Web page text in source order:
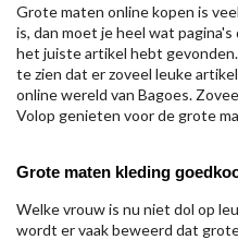
Grote maten online kopen is
is, dan moet je heel wat
het juiste artikel hebt
te zien dat er zoveel leuke
online wereld van Bagoes.
Volop genieten voor de grote
Grote maten kleding
Welke vrouw is nu niet dol op
wordt er vaak beweerd dat